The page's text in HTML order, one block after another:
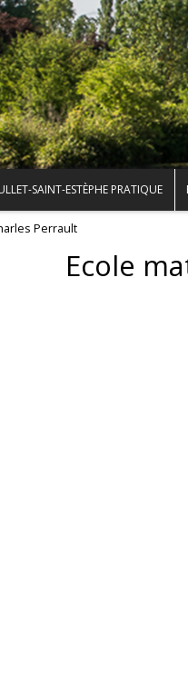
SAINT-ESTÈPHE PRATIQUE
Perrault
Ecole